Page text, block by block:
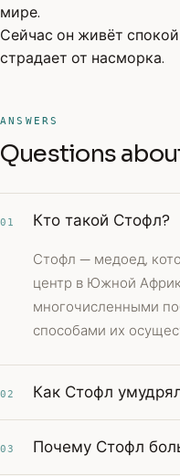
мире.
Сейчас он живёт
страдает от насморка.
ANSWERS
Questions
01 Кто такой Стофл?
Стофл — медоед,
центр в Южной
многочисленными
способами их
02 Как Стофл
03 Почему Стофл